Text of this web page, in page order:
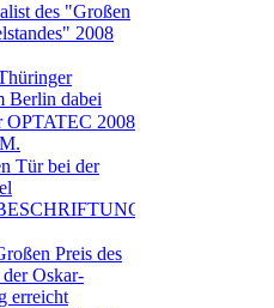
des "Großen
2008
Berlin dabei
2008
Tür bei der
Preis des
Oskar-
erreicht